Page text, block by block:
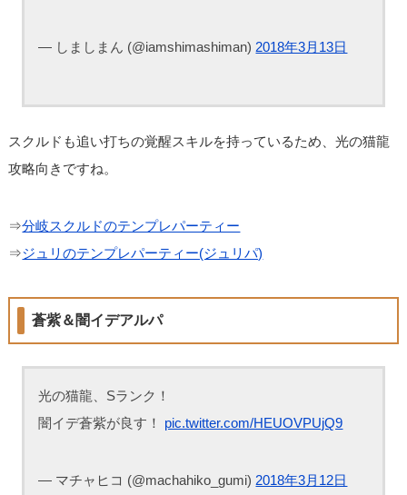
— しましまん (@iamshimashiman) 2018年3月13日
スクルドも追い打ちの覚醒スキルを持っているため、光の猫龍
攻略向きですね。
⇒分岐スクルドのテンプレパーティー
⇒ジュリのテンプレパーティー(ジュリパ)
蒼紫＆闇イデアルパ
光の猫龍、Sランク！
闇イデ蒼紫が良す！ pic.twitter.com/HEUOVPUjQ9
— マチャヒコ (@machahiko_gumi) 2018年3月12日